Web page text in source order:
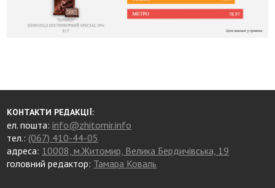
КОНТАКТИ РЕДАКЦІЇ:
ел. пошта:info@zhitomir.info
тел.: (067) 410-44-05
адреса: 10008, м.Житомир, Велика Бердичівська, 19
головний редактор: Тамара Коваль